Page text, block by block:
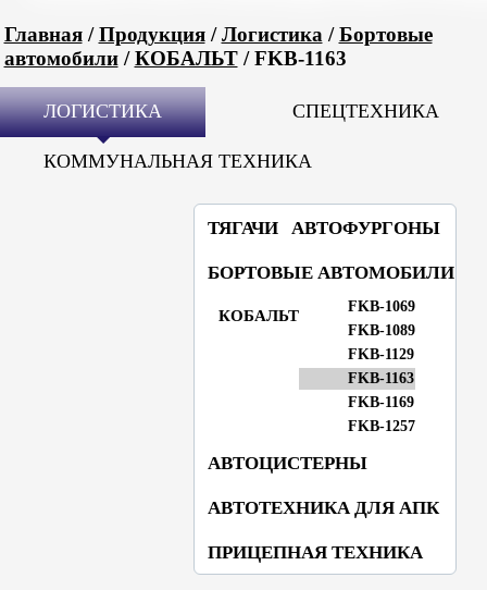
Главная/Продукция/Логистика /Бортовые
автомобили/КОБАЛЬТ/ FKB-1163
ЛОГИСТИКА СПЕЦТЕХНИКА
КОММУНАЛЬНАЯ ТЕХНИКА
ТЯГАЧИ АВТОФУРГОНЫ
БОРТОВЫЕ АВТОМОБИЛИ
КОБАЛЬТ
FKB-1069
FKB-1089
FKB-1129
FKB-1163
FKB-1169
FKB-1257
АВТОЦИСТЕРНЫ
АВТОТЕХНИКА ДЛЯ АПК
ПРИЦЕПНАЯ ТЕХНИКА